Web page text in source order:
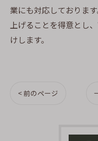
業にも対応しておりま
上げることを得意とし
けします。
< 前のページ